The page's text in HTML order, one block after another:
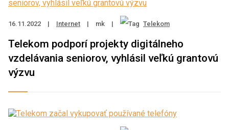
16.11.2022 | Internet | mk | Telekom
Telekom podporí projekty digitálneho
vzdelávania seniorov, vyhlásil veľkú grantovú
výzvu